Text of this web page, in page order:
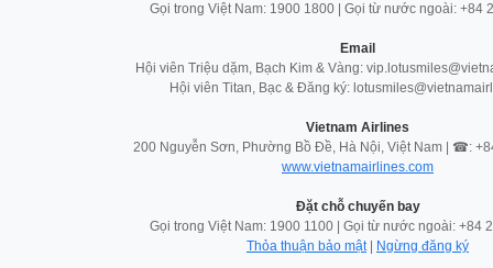
Gọi trong Việt Nam: 1900 1800 | Gọi từ nước ngoài: +84
Email
Hội viên Triệu dặm, Bạch Kim & Vàng:
Hội viên Titan, Bạc & Đăng ký:
Vietnam Airlines
200 Nguyễn Sơn, Phường Bồ Đề, Hà Nội, Việt Nam | ☎:
www.vietnamairlines.com
Đặt chỗ chuyến bay
Gọi trong Việt Nam: 1900 1100 | Gọi từ nước ngoài: +84
Thỏa thuận bảo mật| Ngừng đăng ký